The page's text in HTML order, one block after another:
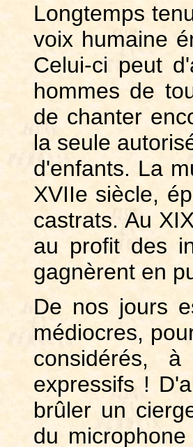
Longtemps
voix humaine
Celui-ci peut
hommes de
de chanter
la seule
d'enfants. La
XVIIe siècle,
castrats. Au
au profit des
gagnèrent en
De nos jours
médiocres,
considérés,
expressifs !
brûler un
du